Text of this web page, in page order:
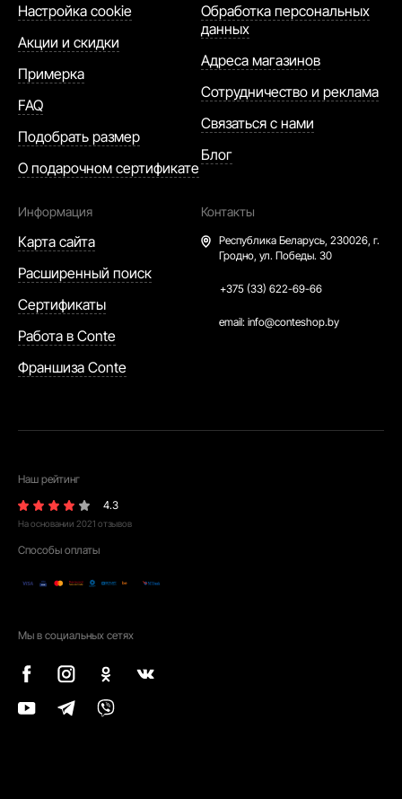
Настройка cookie
Акции и скидки
Примерка
FAQ
Подобрать размер
О подарочном сертификате
Обработка персональных
данных
Адреса магазинов
Сотрудничество и реклама
Связаться с нами
Блог
Информация
Карта сайта
Расширенный поиск
Сертификаты
Работа в Conte
Франшиза Conte
Контакты
Республика Беларусь, 230026, г.
Гродно, ул. Победы. 30
+375 (33) 622-69-66
email: info@conteshop.by
Наш рейтинг
4.3
На основании 2021 отзывов
Способы оплаты
Мы в социальных сетях